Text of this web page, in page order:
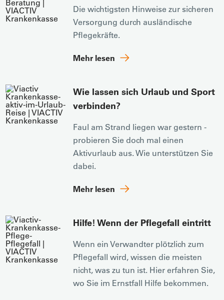
Die wichtigsten Hinweise zur sicheren
Versorgung durch ausländische
Pflegekräfte.
Mehr lesen
Wie lassen sich Urlaub und Sport
verbinden?
Faul am Strand liegen war gestern -
probieren Sie doch mal einen
Aktivurlaub aus. Wie unterstützen Sie
dabei.
Mehr lesen
Hilfe! Wenn der Pflegefall eintritt
Wenn ein Verwandter plötzlich zum
Pflegefall wird, wissen die meisten
nicht, was zu tun ist. Hier erfahren Sie,
wo Sie im Ernstfall Hilfe bekommen.